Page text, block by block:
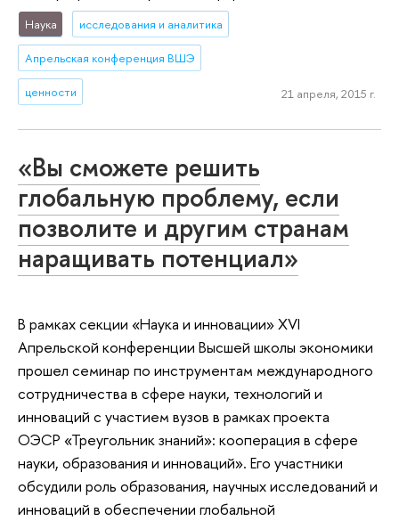
Наука исследования и аналитика
Апрельская конференция ВШЭ
ценности 21 апреля, 2015 г.
«Вы сможете решить
глобальную проблему, если
позволите и другим странам
наращивать потенциал»
В рамках секции «Наука и инновации» XVI
Апрельской конференции Высшей школы экономики
прошел семинар по инструментам международного
сотрудничества в сфере науки, технологий и
инноваций с участием вузов в рамках проекта
ОЭСР «Треугольник знаний»: кооперация в сфере
науки, образования и инноваций». Его участники
обсудили роль образования, научных исследований и
инноваций в обеспечении глобальной